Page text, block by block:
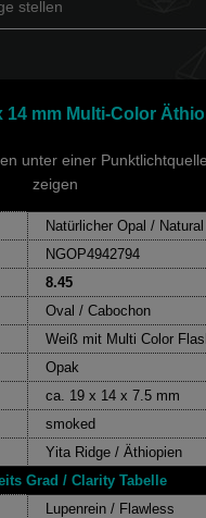
stellen
14 mm Multi-Color
unter einer
zeigen
Natürlicher Opal / Natural
NGOP4942794
8.45
Oval / Cabochon
Weiß mit Multi Color
Opak
ca. 19 x 14 x 7.5 mm
smoked
Yita Ridge / Äthiopien
Grad / Clarity Tabelle
Lupenrein / Flawless